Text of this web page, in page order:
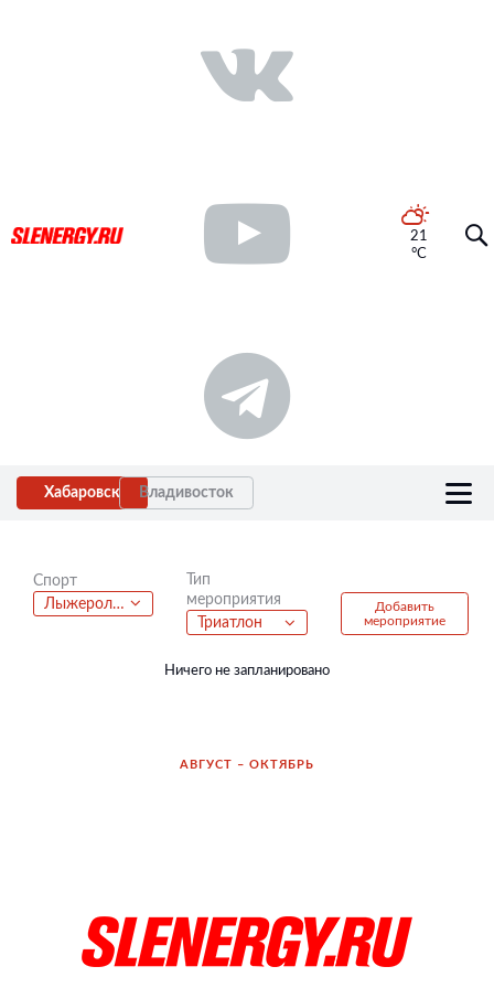
21
°C
Хабаровск Владивосток
Спорт
Лыжероллеры
Тип
мероприятия
Триатлон
Добавить
мероприятие
Ничего не запланировано
АВГУСТ – ОКТЯБРЬ